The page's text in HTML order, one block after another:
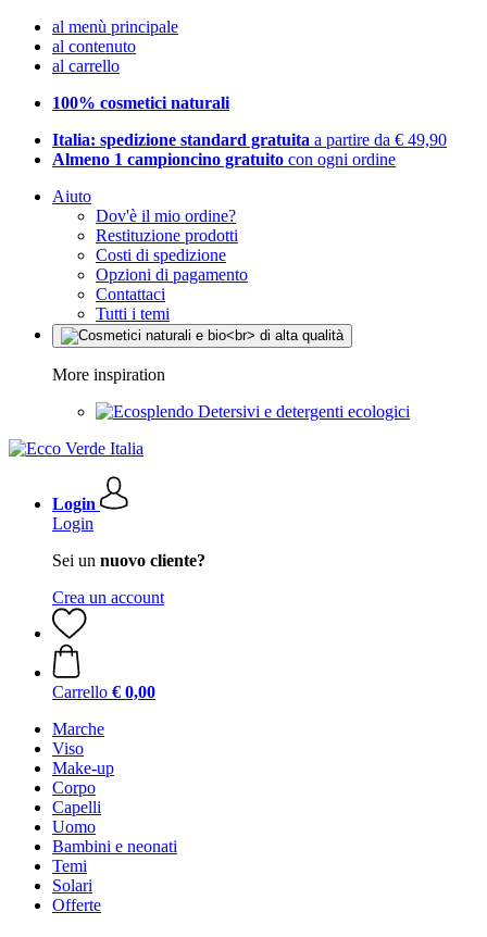
al menù principale
al contenuto
al carrello
100% cosmetici naturali
Italia: spedizione standard gratuita a partire da € 49,90
Almeno 1 campioncino gratuito con ogni ordine
Aiuto
Dov'è il mio ordine?
Restituzione prodotti
Costi di spedizione
Opzioni di pagamento
Contattaci
Tutti i temi
More inspiration
Detersivi e detergenti ecologici
Login
Login
Sei un nuovo cliente?
Crea un account
Carrello € 0,00
Marche
Viso
Make-up
Corpo
Capelli
Uomo
Bambini e neonati
Temi
Solari
Offerte